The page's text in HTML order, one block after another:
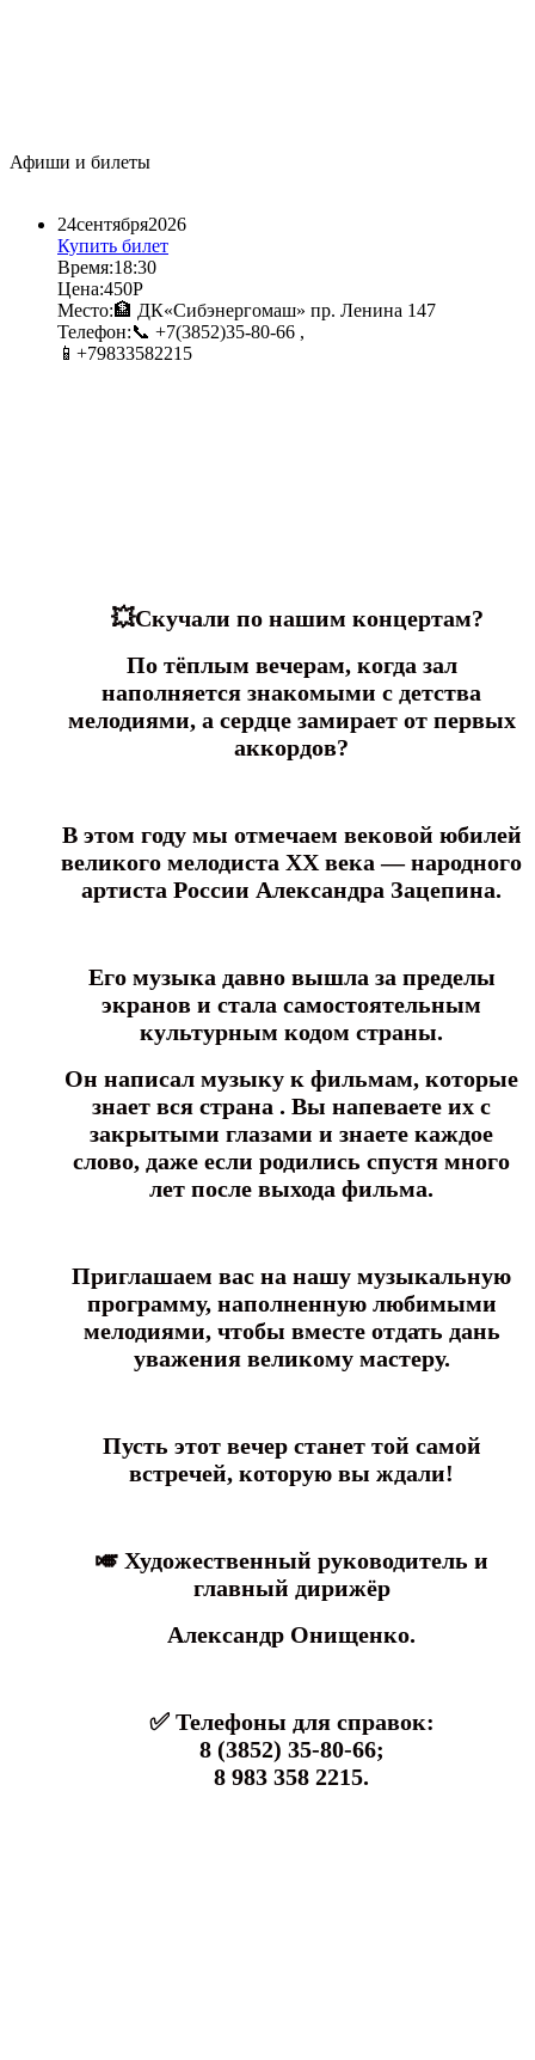
Афиши и билеты
24​сентября​2026​
Купить билет
Время:18:30​
Цена:450Р​
Место:🏦 ДК«Сибэнергомаш» пр. Ленина 147​
Телефон:📞 +7(3852)35-80-66 ,
📱+79833582215
💥Скучали по нашим концертам?
По тёплым вечерам, когда зал
наполняется знакомыми с детства
мелодиями, а сердце замирает от первых
аккордов?
В этом году мы отмечаем вековой юбилей
великого мелодиста XX века —народного
артиста России Александра Зацепина.
Его музыка давно вышла за пределы
экранов и стала самостоятельным
культурным кодом страны.
Он написал музыку к фильмам, которые
знает вся страна . Вы напеваете их с
закрытыми глазами и знаете каждое
слово, даже если родились спустя много
лет после выхода фильма.
Приглашаем вас на нашу музыкальную
программу, наполненную любимыми
мелодиями, чтобы вместе отдать дань
уважения великому мастеру.
Пусть этот вечер станет той самой
встречей, которую вы ждали!
🎺 Художественный руководитель и
главный дирижёр
Александр Онищенко.
✅ Телефоны для справок:
8 (3852) 35-80-66;
8 983 358 2215.